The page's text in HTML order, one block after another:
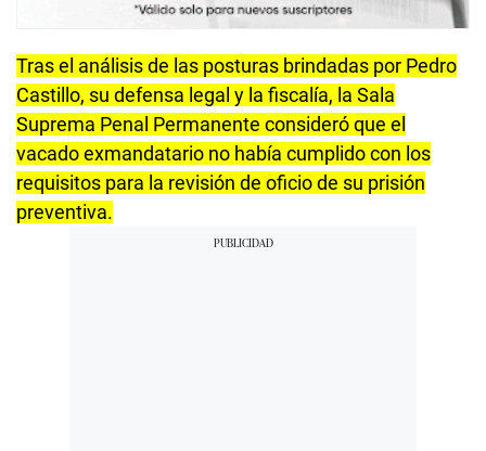
Tras el análisis de las posturas brindadas por Pedro
Castillo, su defensa legal y la fiscalía, la Sala
Suprema Penal Permanente consideró que el
vacado exmandatario no había cumplido con los
requisitos para la revisión de oficio de su prisión
preventiva.